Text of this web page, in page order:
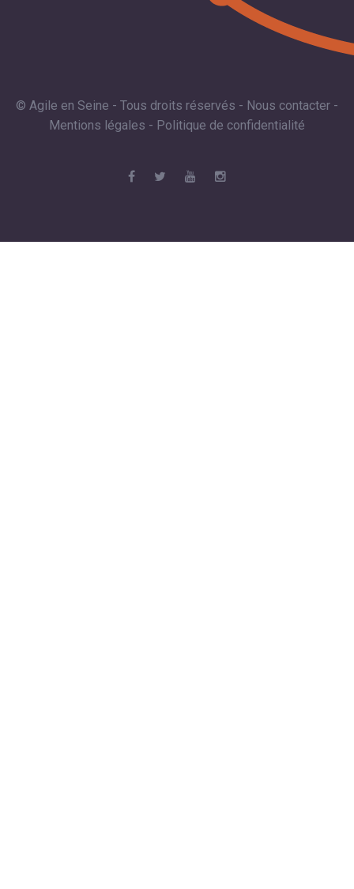
© Agile en Seine - Tous droits réservés - Nous contacter -
Mentions légales - Politique de confidentialité